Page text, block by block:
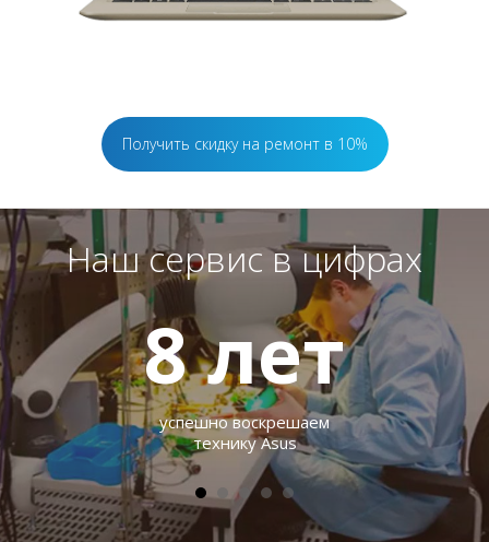
Получить скидку на ремонт в 10%
Наш сервис в цифрах
8лет
успешно воскрешаем
технику Asus